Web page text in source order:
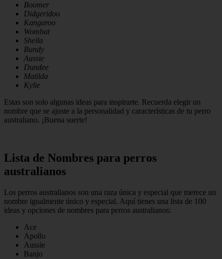
Boomer
Didgeridoo
Kangaroo
Wombat
Sheila
Bundy
Aussie
Dundee
Matilda
Kylie
Estas son solo algunas ideas para inspirarte. Recuerda elegir un
nombre que se ajuste a la personalidad y características de tu perro
australiano. ¡Buena suerte!
Lista de Nombres para perros
australianos
Los perros australianos son una raza única y especial que merece un
nombre igualmente único y especial. Aquí tienes una lista de 100
ideas y opciones de nombres para perros australianos:
Ace
Apollo
Aussie
Banjo